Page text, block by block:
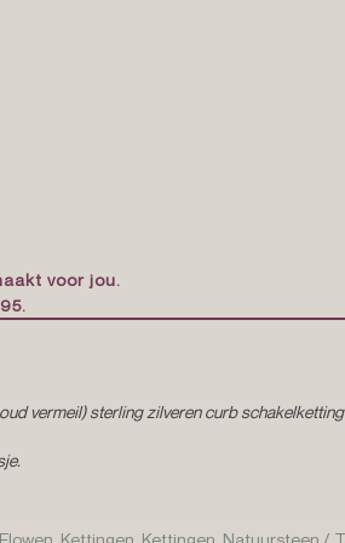
voor jou.
vermeil) sterling zilveren curb
Elowen. Kettingen Kettingen Natuursteen